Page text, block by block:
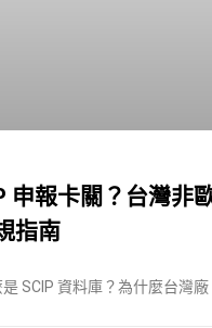
申報卡關？台灣非
指南
是 SCIP 資料庫？為什麼台灣廠